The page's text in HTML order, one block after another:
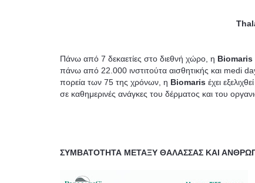
Πάνω από 7 δεκαετίες στο διεθνή χώρο, η Biomaris
πάνω από 22.000 ινστιτούτα αισθητικής και medi
πορεία των 75 της χρόνων, η Biomaris έχει
σε καθημερινές ανάγκες του δέρματος και του
ΣΥΜΒΑΤΟΤΗΤΑ ΜΕΤΑΞΥ ΘΑΛΑΣΣΑΣ ΚΑΙ